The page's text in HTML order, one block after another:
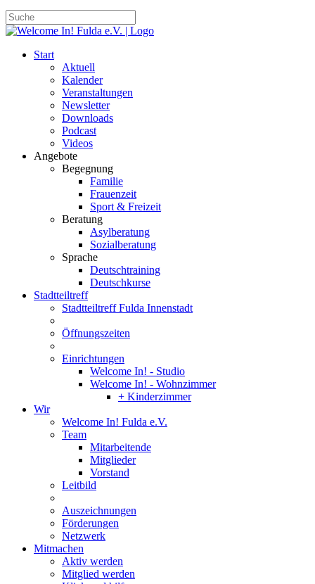
Start
Aktuell
Kalender
Veranstaltungen
Newsletter
Downloads
Podcast
Videos
Angebote
Begegnung
Familie
Frauenzeit
Sport & Freizeit
Beratung
Asylberatung
Sozialberatung
Sprache
Deutschtraining
Deutschkurse
Stadtteiltreff
Stadtteiltreff Fulda Innenstadt
Öffnungszeiten
Einrichtungen
Welcome In! - Studio
Welcome In! - Wohnzimmer
+ Kinderzimmer
Wir
Welcome In! Fulda e.V.
Team
Mitarbeitende
Mitglieder
Vorstand
Leitbild
Auszeichnungen
Förderungen
Netzwerk
Mitmachen
Aktiv werden
Mitglied werden